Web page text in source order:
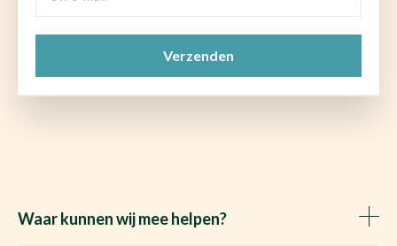
Waar kunnen wij mee helpen?